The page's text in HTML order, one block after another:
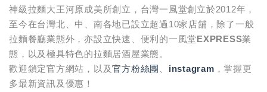
神級拉麵大王河原成美 所創立，台灣一風堂創立於2012年，
至今在台灣北、中、南各地已設立超過10家店舖，除了一般
拉麵餐廳業態外，亦設立快速、便利的一風堂EXPRESS業
態，以及極具特色的拉麵居酒屋業態。
歡迎鎖定官方網站，以及官方粉絲團 instagram ，掌握更
多最新資訊及優惠！